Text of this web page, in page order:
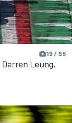
19 / 55
Darren Leung,